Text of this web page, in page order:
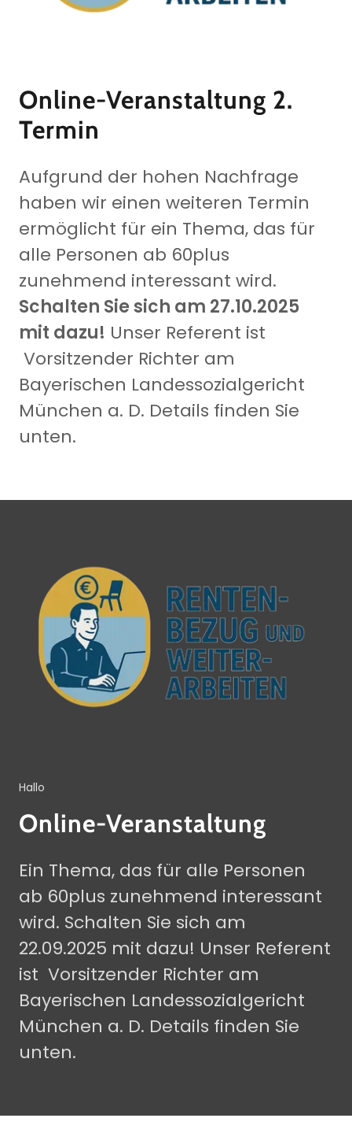
Online-Veranstaltung 2.
Termin
Aufgrund der hohen Nachfrage
haben wir einen weiteren Termin
ermöglicht für ein Thema, das für
alle Personen ab 60plus
zunehmend interessant wird.
Schalten Sie sich am 27.10.2025
mit dazu! Unser Referent ist
Vorsitzender Richter am
Bayerischen Landessozialgericht
München a. D. Details finden Sie
unten.
Hallo
Online-Veranstaltung
Ein Thema, das für alle Personen
ab 60plus zunehmend interessant
wird. Schalten Sie sich am
22.09.2025 mit dazu! Unser Referent
ist Vorsitzender Richter am
Bayerischen Landessozialgericht
München a. D. Details finden Sie
unten.